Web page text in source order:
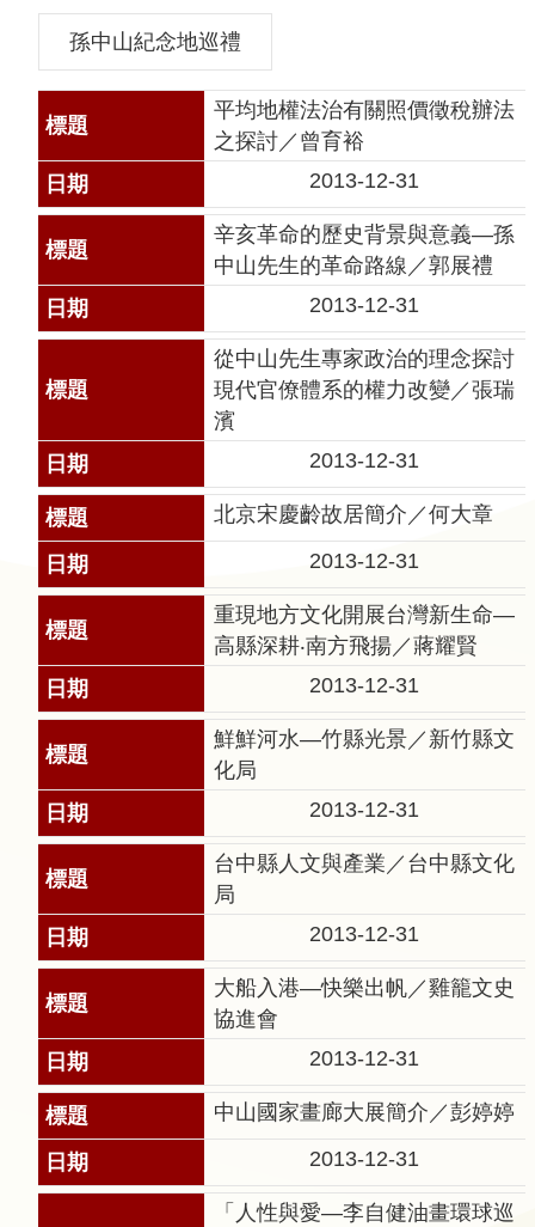
權
明
語
彙
照
開
告
首
站
覽
信
常
答
友
孫中山紀念地巡禮
平均地權法治有關照價徵稅辦法
之探討／曾育裕
2013-12-31
辛亥革命的歷史背景與意義—孫
中山先生的革命路線／郭展禮
2013-12-31
從中山先生專家政治的理念探討
現代官僚體系的權力改變／張瑞
濱
2013-12-31
北京宋慶齡故居簡介／何大章
2013-12-31
重現地方文化開展台灣新生命—
高縣深耕‧南方飛揚／蔣耀賢
2013-12-31
鮮鮮河水—竹縣光景／新竹縣文
化局
2013-12-31
台中縣人文與產業／台中縣文化
局
2013-12-31
大船入港—快樂出帆／雞籠文史
協進會
2013-12-31
中山國家畫廊大展簡介／彭婷婷
2013-12-31
「人性與愛—李自健油畫環球巡